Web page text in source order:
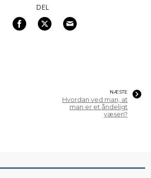
DEL
NÆSTE
Hvordan ved man, at
man er et åndeligt
væsen?